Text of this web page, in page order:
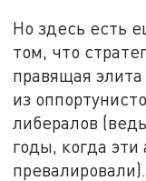
Но здесь есть
том, что
правящая
из
либералов
годы, когда